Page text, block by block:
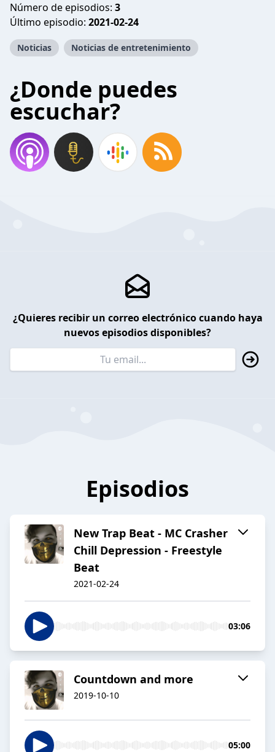
Número de episodios: 3
Último episodio: 2021-02-24
Noticias Noticias de entretenimiento
¿Donde puedes
escuchar?
¿Quieres recibir un correo electrónico cuando haya
nuevos episodios disponibles?
Episodios
New Trap Beat - MC Crasher
Chill Depression - Freestyle
Beat
2021-02-24
03:06
Countdown and more
2019-10-10
05:00